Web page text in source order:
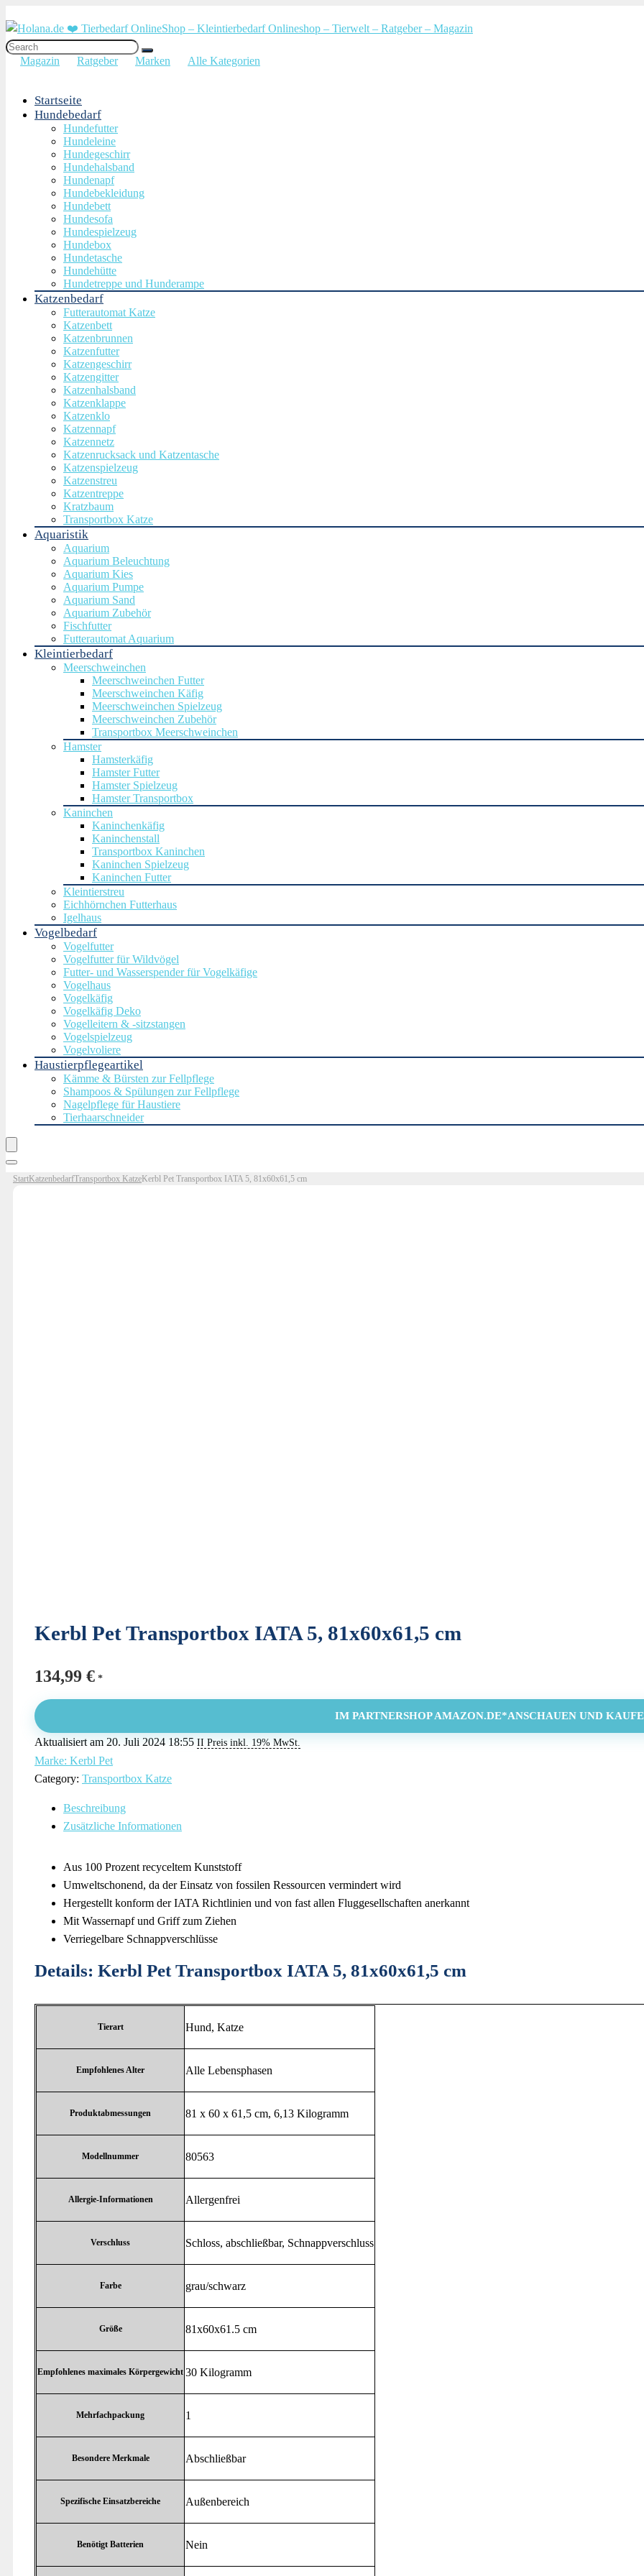
Magazin Ratgeber Marken Alle Kategorien
Startseite
Hundebedarf
Hundefutter
Hundeleine
Hundegeschirr
Hundehalsband
Hundenapf
Hundebekleidung
Hundebett
Hundesofa
Hundespielzeug
Hundebox
Hundetasche
Hundehütte
Hundetreppe und Hunderampe
Katzenbedarf
Futterautomat Katze
Katzenbett
Katzenbrunnen
Katzenfutter
Katzengeschirr
Katzengitter
Katzenhalsband
Katzenklappe
Katzenklo
Katzennapf
Katzennetz
Katzenrucksack und Katzentasche
Katzenspielzeug
Katzenstreu
Katzentreppe
Kratzbaum
Transportbox Katze
Aquaristik
Aquarium
Aquarium Beleuchtung
Aquarium Kies
Aquarium Pumpe
Aquarium Sand
Aquarium Zubehör
Fischfutter
Futterautomat Aquarium
Kleintierbedarf
Meerschweinchen
Meerschweinchen Futter
Meerschweinchen Käfig
Meerschweinchen Spielzeug
Meerschweinchen Zubehör
Transportbox Meerschweinchen
Hamster
Hamsterkäfig
Hamster Futter
Hamster Spielzeug
Hamster Transportbox
Kaninchen
Kaninchenkäfig
Kaninchenstall
Transportbox Kaninchen
Kaninchen Spielzeug
Kaninchen Futter
Kleintierstreu
Eichhörnchen Futterhaus
Igelhaus
Vogelbedarf
Vogelfutter
Vogelfutter für Wildvögel
Futter- und Wasserspender für Vogelkäfige
Vogelhaus
Vogelkäfig
Vogelkäfig Deko
Vogelleitern & -sitzstangen
Vogelspielzeug
Vogelvoliere
Haustierpflegeartikel
Kämme & Bürsten zur Fellpflege
Shampoos & Spülungen zur Fellpflege
Nagelpflege für Haustiere
Tierhaarschneider
StartKatzenbedarfTransportbox KatzeKerbl Pet Transportbox IATA 5, 81x60x61,5 cm
Kerbl Pet Transportbox IATA 5, 81x60x61,5 cm
134,99 €
IM PARTNERSHOP AMAZON.DE*ANSCHAUEN UND
Aktualisiert am 20. Juli 2024 18:55 II Preis inkl. 19% MwSt.
Marke: Kerbl Pet
Category: Transportbox Katze
Beschreibung
Zusätzliche Informationen
Aus 100 Prozent recyceltem Kunststoff
Umweltschonend, da der Einsatz von fossilen Ressourcen vermindert wird
Hergestellt konform der IATA Richtlinien und von fast allen Fluggesellschaften anerkannt
Mit Wassernapf und Griff zum Ziehen
Verriegelbare Schnappverschlüsse
Details: Kerbl Pet Transportbox IATA 5, 81x60x61,5 cm
Tierart ‎Hund, Katze
Empfohlenes Alter ‎Alle Lebensphasen
Produktabmessungen ‎81 x 60 x 61,5 cm, 6,13 Kilogramm
Modellnummer ‎80563
Allergie-Informationen ‎Allergenfrei
Verschluss ‎Schloss, abschließbar, Schnappverschluss
Farbe ‎grau/schwarz
Größe ‎81x60x61.5 cm
Empfohlenes maximales Körpergewicht ‎30 Kilogramm
Mehrfachpackung ‎1
Besondere Merkmale ‎Abschließbar
Spezifische Einsatzbereiche ‎Außenbereich
Benötigt Batterien ‎Nein